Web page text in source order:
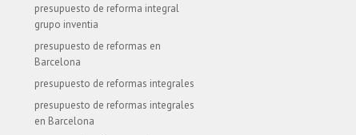
presupuesto de reforma integral
grupo inventia
presupuesto de reformas en
Barcelona
presupuesto de reformas integrales
presupuesto de reformas integrales
en Barcelona